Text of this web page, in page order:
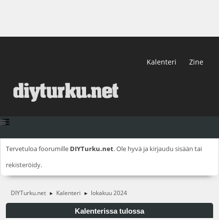
Kalenteri Zine
Tervetuloa foorumille DIYTurku.net. Ole hyvä ja kirjaudu sisään tai
rekisteröidy.
DIYTurku.net ► Kalenteri ► lokakuu 2024
Kalenterissa tulossa